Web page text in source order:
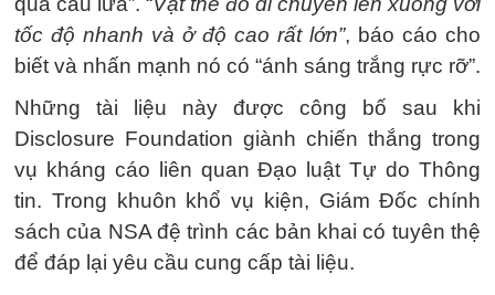
tốc độ nhanh và ở độ cao rất lớn”, báo cáo cho
biết và nhấn mạnh nó có “ánh sáng trắng rực rỡ”.
Những tài liệu này được công bố sau khi
Disclosure Foundation giành chiến thắng trong
vụ kháng cáo liên quan Đạo luật Tự do Thông
tin. Trong khuôn khổ vụ kiện, Giám Đốc chính
sách của NSA đệ trình các bản khai có tuyên thệ
để đáp lại yêu cầu cung cấp tài liệu.